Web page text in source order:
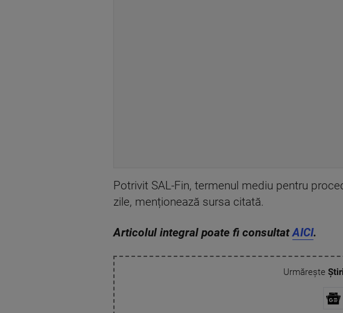
Potrivit SAL-Fin, termenul mediu pentru
zile, menționează sursa citată.
Articolul integral poate fi consultatAICI.
Urmărește